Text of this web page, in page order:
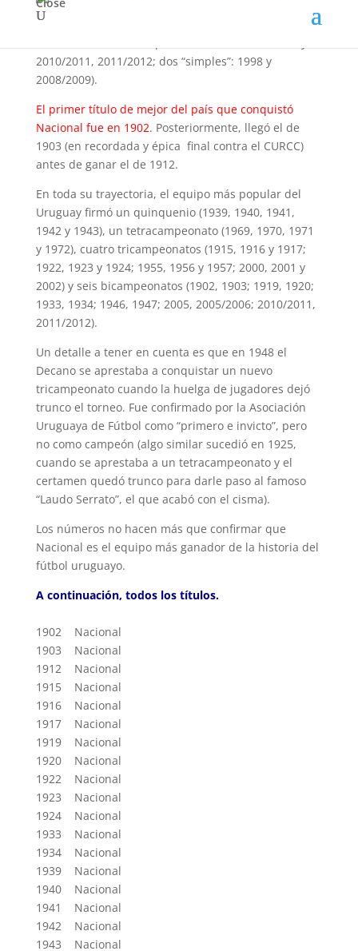
fútbol uruguayo
disputados se quedó con 9 (un tricampeonato: 2000,
2010/2011, 2011/2012; dos “simples”: 1998 y
2008/2009).
El primer título de mejor del país que conquistó
Nacional fue en 1902. Posteriormente, llegó el de
1903 (en recordada y épica final contra el CURCC)
antes de ganar el de 1912.
En toda su trayectoria, el equipo más popular del
Uruguay firmó un quinquenio (1939, 1940, 1941,
1942 y 1943), un tetracampeonato (1969, 1970, 1971
y 1972), cuatro tricampeonatos (1915, 1916 y 1917;
1922, 1923 y 1924; 1955, 1956 y 1957; 2000, 2001 y
2002) y seis bicampeonatos (1902, 1903; 1919, 1920;
1933, 1934; 1946, 1947; 2005, 2005/2006; 2010/2011,
2011/2012).
Un detalle a tener en cuenta es que en 1948 el
Decano se aprestaba a conquistar un nuevo
tricampeonato cuando la huelga de jugadores dejó
trunco el torneo. Fue confirmado por la Asociación
Uruguaya de Fútbol como “primero e invicto”, pero
no como campeón (algo similar sucedió en 1925,
cuando se aprestaba a un tetracampeonato y el
certamen quedó trunco para darle paso al famoso
“Laudo Serrato”, el que acabó con el cisma).
Los números no hacen más que confirmar que
Nacional es el equipo más ganador de la historia del
fútbol uruguayo.
A continuación, todos los títulos.
1902 Nacional
1903 Nacional
1912 Nacional
1915 Nacional
1916 Nacional
1917 Nacional
1919 Nacional
1920 Nacional
1922 Nacional
1923 Nacional
1924 Nacional
1933 Nacional
1934 Nacional
1939 Nacional
1940 Nacional
1941 Nacional
1942 Nacional
1943 Nacional